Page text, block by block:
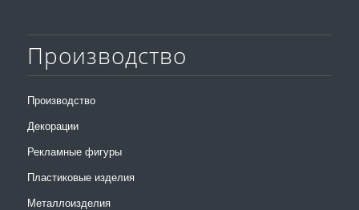
Производство
Производство
Декорации
Рекламные фигуры
Пластиковые изделия
Металлоизделия